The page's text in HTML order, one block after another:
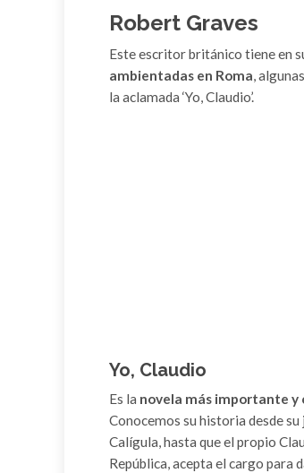
Robert Graves
Este escritor británico tiene en
ambientadas en Roma,
la aclamada ‘Yo, Claudio’.
Yo, Claudio
Es la novela más importante y
Conocemos su historia desde
Calígula, hasta que el propio
República, acepta el cargo para